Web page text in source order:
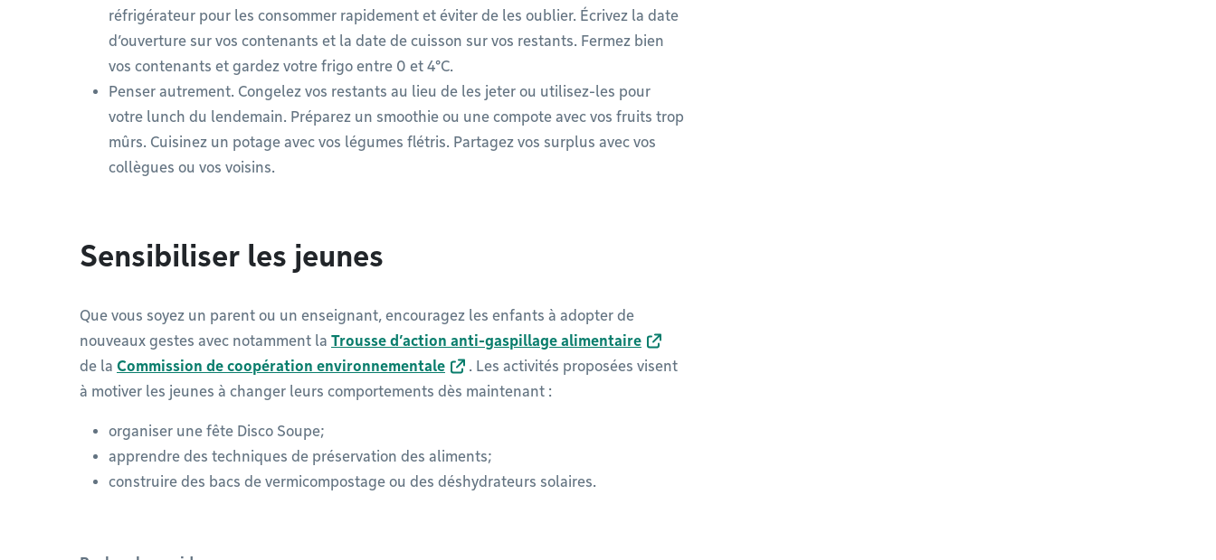
réfrigérateur pour les consommer rapidement et éviter de les oublier. Écrivez la date
d’ouverture sur vos contenants et la date de cuisson sur vos restants. Fermez bien
vos contenants et gardez votre frigo entre 0 et 4°C.
Penser autrement. Congelez vos restants au lieu de les jeter ou utilisez-les pour
votre lunch du lendemain. Préparez un smoothie ou une compote avec vos fruits trop
mûrs. Cuisinez un potage avec vos légumes flétris. Partagez vos surplus avec vos
collègues ou vos voisins.
Sensibiliser les jeunes
Que vous soyez un parent ou un enseignant, encouragez les enfants à adopter de
nouveaux gestes avec notamment la Trousse d’action anti-gaspillage alimentaire
de la Commission de coopération environnementale
. Les activités proposées visent
à motiver les jeunes à changer leurs comportements dès maintenant :
organiser une fête Disco Soupe;
apprendre des techniques de préservation des aliments;
construire des bacs de vermicompostage ou des déshydrateurs solaires.